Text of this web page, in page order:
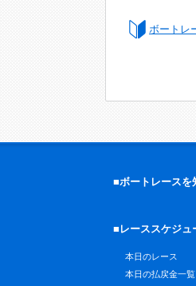
ボートレ
■ボートレースを
■レーススケジュ
本日のレース
本日の払戻金一覧